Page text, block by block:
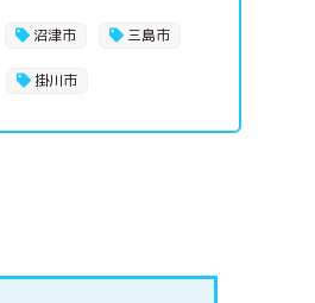
沼津市 三島市
掛川市